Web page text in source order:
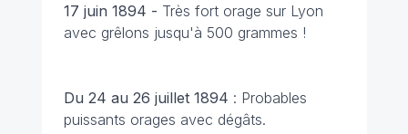
17 juin 1894 - Très fort orage sur Lyon
avec grêlons jusqu'à 500 grammes !
Du 24 au 26 juillet 1894 : Probables
puissants orages avec dégâts.